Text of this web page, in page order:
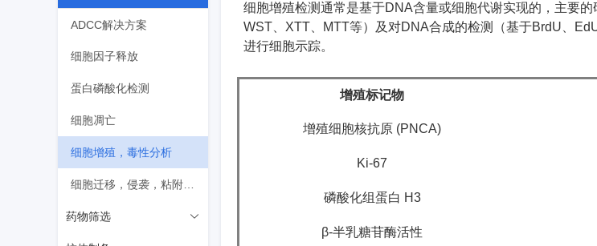
单细胞测序实验
病理切片分析
分析方法验证
大分子药物代谢
基于细胞的中和实验
ADCC解决方案
细胞因子释放
蛋白磷酸化检测
细胞凋亡
细胞增殖，毒性分析
药物筛选
细胞增殖检测通常是基于DNA含量或细胞代谢实现的，主要
WST、XTT、MTT等）及对DNA合成的检测（基于BrdU、
进行细胞示踪。
增殖标记物
增殖细胞核抗原 (PNCA)
Ki-67
磷酸化组蛋白 H3
β-半乳糖苷酶活性